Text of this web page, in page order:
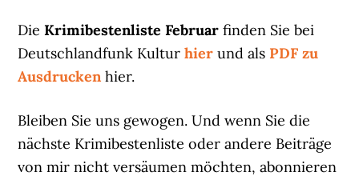
DieKrimibestenliste Februar finden Sie bei
Deutschlandfunk Kulturhier und als PDF zu
Ausdruckenhier.
Bleiben Sie uns gewogen. Und wenn Sie die
nächste Krimibestenliste oder andere Beiträge
von mir nicht versäumen möchten, abonnieren